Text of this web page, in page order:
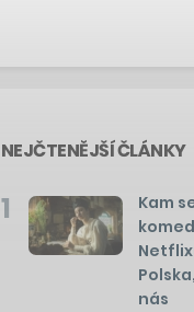
NEJČTENĚJŠÍ ČLÁNKY
1
Kam
nás